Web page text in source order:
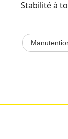
Stabilité à